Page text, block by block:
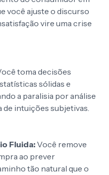
você ajuste o discurso
vire uma crise
toma decisões
sólidas e
a paralisia por análise
de intuições subjetivas.
Fluida:Você remove
ao prever
tão natural que o